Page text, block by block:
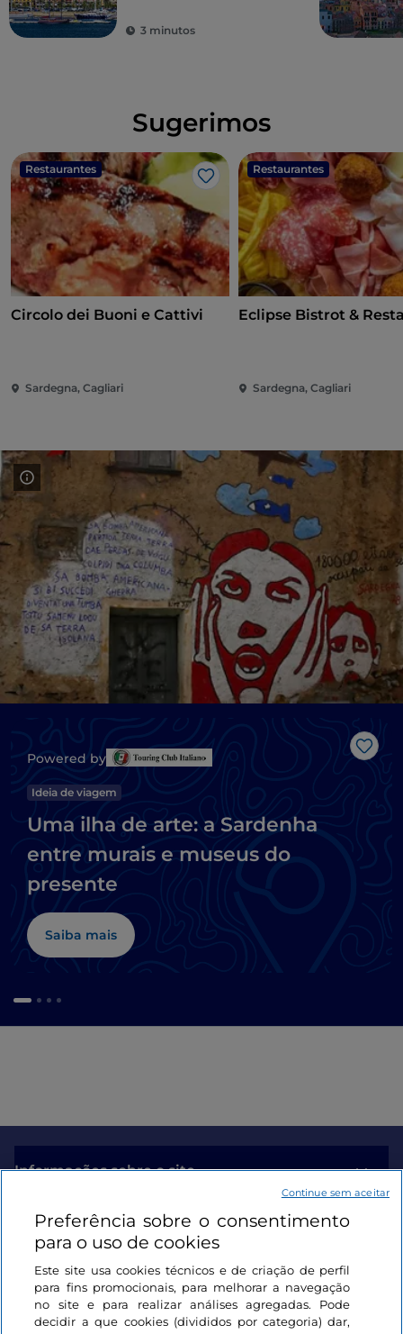
3 minutos
Sugerimos
Restaurantes
Gosto
Circolo dei Buoni e Cattivi
Sardegna, Cagliari
Restaurantes
Eclipse Bistrot &
Sardegna, Cagliari
Powered by
Ideia de viagem
Uma ilha de arte: a Sardenha
entre murais e museus do
presente
Saiba mais
Informações sobre o site
Ligações úteis
Iniciar sessão
Mantenha-se em contacto
Preferência sobre o consentimento
para o uso de cookies
Este site usa cookies técnicos e de criação de perfil
para fins promocionais, para melhorar a navegação
no site e para realizar análises agregadas. Pode
decidir a que cookies (divididos por categoria) dar,
Continue sem aceitar